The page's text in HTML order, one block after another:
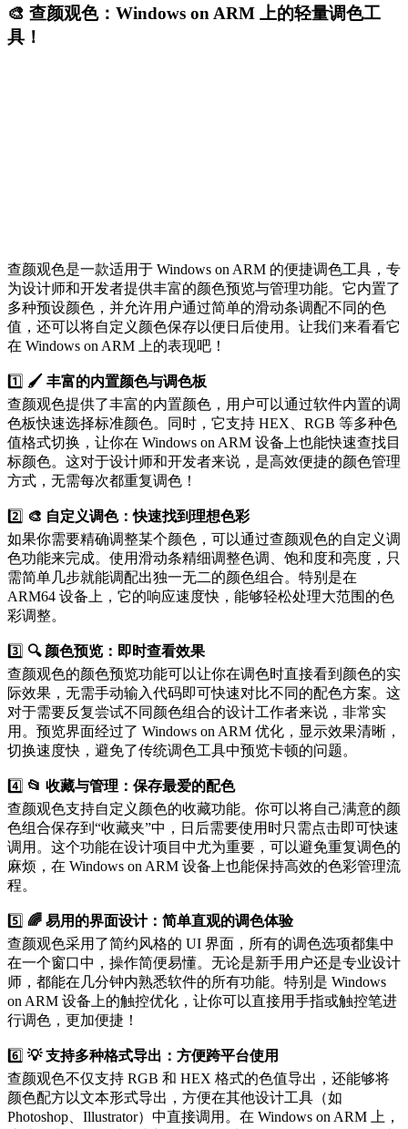
🎨 查颜观色：Windows on ARM 上的轻量调色工
具！
查颜观色是一款适用于 Windows on ARM 的便捷调色工具，专
为设计师和开发者提供丰富的颜色预览与管理功能。它内置了
多种预设颜色，并允许用户通过简单的滑动条调配不同的色
值，还可以将自定义颜色保存以便日后使用。让我们来看看它
在 Windows on ARM 上的表现吧！
1️⃣ 🖌 丰富的内置颜色与调色板
查颜观色提供了丰富的内置颜色，用户可以通过软件内置的调
色板快速选择标准颜色。同时，它支持 HEX、RGB 等多种色
值格式切换，让你在 Windows on ARM 设备上也能快速查找目
标颜色。这对于设计师和开发者来说，是高效便捷的颜色管理
方式，无需每次都重复调色！
2️⃣ 🎨 自定义调色：快速找到理想色彩
如果你需要精确调整某个颜色，可以通过查颜观色的自定义调
色功能来完成。使用滑动条精细调整色调、饱和度和亮度，只
需简单几步就能调配出独一无二的颜色组合。特别是在
ARM64 设备上，它的响应速度快，能够轻松处理大范围的色
彩调整。
3️⃣ 🔍 颜色预览：即时查看效果
查颜观色的颜色预览功能可以让你在调色时直接看到颜色的实
际效果，无需手动输入代码即可快速对比不同的配色方案。这
对于需要反复尝试不同颜色组合的设计工作者来说，非常实
用。预览界面经过了 Windows on ARM 优化，显示效果清晰，
切换速度快，避免了传统调色工具中预览卡顿的问题。
4️⃣ 📂 收藏与管理：保存最爱的配色
查颜观色支持自定义颜色的收藏功能。你可以将自己满意的颜
色组合保存到“收藏夹”中，日后需要使用时只需点击即可快速
调用。这个功能在设计项目中尤为重要，可以避免重复调色的
麻烦，在 Windows on ARM 设备上也能保持高效的色彩管理流
程。
5️⃣ 🌈 易用的界面设计：简单直观的调色体验
查颜观色采用了简约风格的 UI 界面，所有的调色选项都集中
在一个窗口中，操作简便易懂。无论是新手用户还是专业设计
师，都能在几分钟内熟悉软件的所有功能。特别是 Windows
on ARM 设备上的触控优化，让你可以直接用手指或触控笔进
行调色，更加便捷！
6️⃣ 💡 支持多种格式导出：方便跨平台使用
查颜观色不仅支持 RGB 和 HEX 格式的色值导出，还能够将
颜色配方以文本形式导出，方便在其他设计工具（如
Photoshop、Illustrator）中直接调用。在 Windows on ARM 上，